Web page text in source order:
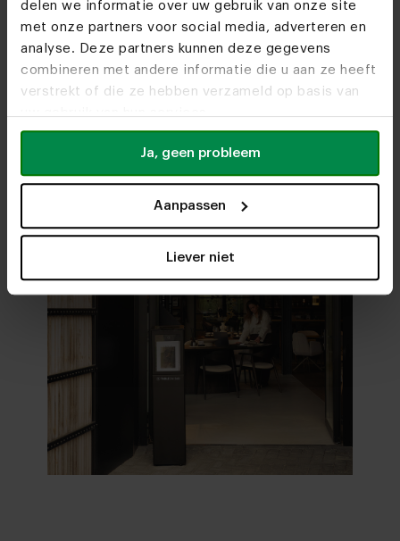
delen we informatie over uw gebruik van onze site
met onze partners voor social media, adverteren en
analyse. Deze partners kunnen deze gegevens
combineren met andere informatie die u aan ze heeft
verstrekt of die ze hebben verzameld op basis van
Ja, geen probleem
Aanpassen
Liever niet
Ontdek alle materialen en kleuren van Eetkamerstoel
Serano
Bekijk alle mogelijkheden en maak jouw keuze
Stel samen in 3D
Bezoekonze woonwinkels